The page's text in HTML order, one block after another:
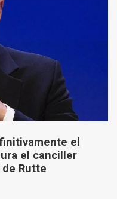
el
el canciller
Rutte